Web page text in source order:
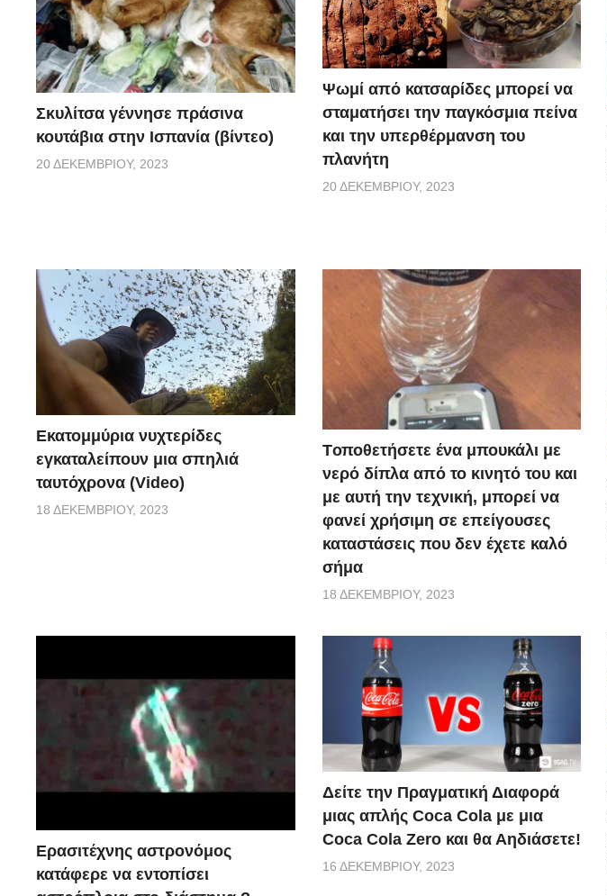
Σκυλίτσα γέννησε πράσινα
κουτάβια στην Ισπανία (βίντεο)
20 ΔΕΚΕΜΒΡΊΟΥ, 2023
Ψωμί από κατσαρίδες μπορεί να
σταματήσει την παγκόσμια πείνα
και την υπερθέρμανση του
πλανήτη
20 ΔΕΚΕΜΒΡΊΟΥ, 2023
Εκατομμύρια νυχτερίδες
εγκαταλείπουν μια σπηλιά
ταυτόχρονα (Video)
18 ΔΕΚΕΜΒΡΊΟΥ, 2023
Tοποθετήσετε ένα μπουκάλι με
νερό δίπλα από το κινητό του και
με αυτή την τεχνική, μπορεί να
φανεί χρήσιμη σε επείγουσες
καταστάσεις που δεν έχετε καλό
σήμα
18 ΔΕΚΕΜΒΡΊΟΥ, 2023
Ερασιτέχνης αστρονόμος
κατάφερε να εντοπίσει
Δείτε την Πραγματική Διαφορά
μιας απλής Coca Cola με μια
Coca Cola Zero και θα Αηδιάσετε!
16 ΔΕΚΕΜΒΡΊΟΥ, 2023